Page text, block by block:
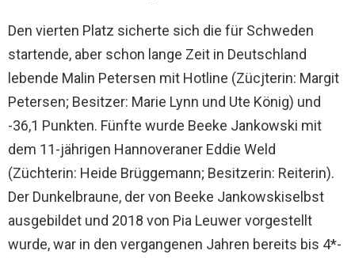
Den vierten Platz sicherte sich die für Schweden
startende, aber schon lange Zeit in Deutschland
lebende Malin Petersen mit Hotline (Zücjterin: Margit
Petersen; Besitzer: Marie Lynn und Ute König) und
-36,1 Punkten. Fünfte wurde Beeke Jankowski mit
dem 11-jährigen Hannoveraner Eddie Weld
(Züchterin: Heide Brüggemann; Besitzerin: Reiterin).
Der Dunkelbraune, der von Beeke Jankowskiselbst
ausgebildet und 2018 von Pia Leuwer vorgestellt
wurde, war in den vergangenen Jahren bereits bis 4*-